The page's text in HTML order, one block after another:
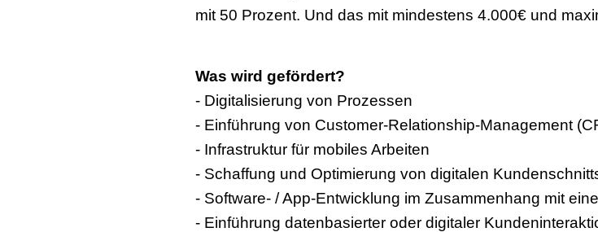
mit 50 Prozent. Und das mit mindestens 4.000€ und
Was wird gefördert?
- Digitalisierung von Prozessen
- Einführung von Customer-Relationship-Management
- Infrastruktur für mobiles Arbeiten
- Schaffung und Optimierung von digitalen
- Software- / App-Entwicklung im Zusammenhang mit
- Einführung datenbasierter oder digitaler